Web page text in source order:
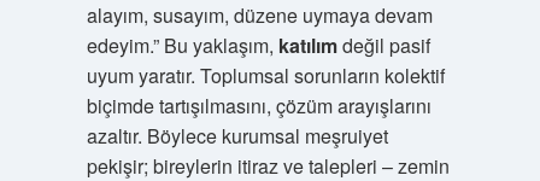
alayım, susayım, düzene uymaya devam
edeyim.” Bu yaklaşım, katılımdeğil pasif
uyum yaratır. Toplumsal sorunların kolektif
biçimde tartışılmasını, çözüm arayışlarını
azaltır. Böylece kurumsal meşruiyet
pekişir; bireylerin itiraz ve talepleri – zemin